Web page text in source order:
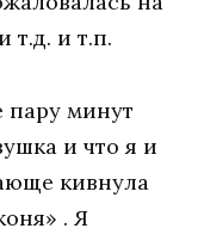
т.д. и т.п.
пару минут
и что я и
кивнула
. Я